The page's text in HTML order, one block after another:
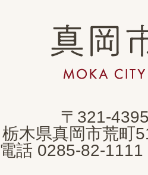
真
岡
市
CITY
〒321-
栃木県真岡市荒町
電話 0285-82-1111